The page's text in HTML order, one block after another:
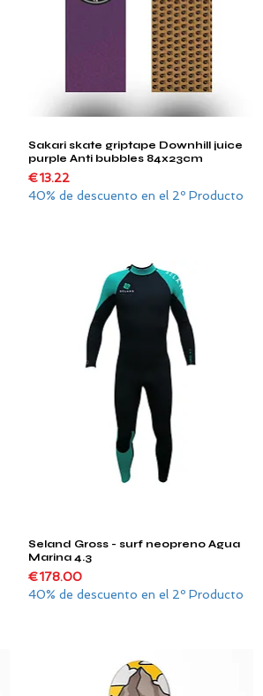
Quick View
Sakari skate griptape Downhill juice
purple Anti bubbles 84x23cm
Price
€13.22
40% de descuento en el 2º Producto
Quick View
Seland Gross - surf neopreno Agua
Marina 4.3
Price
€178.00
40% de descuento en el 2º Producto